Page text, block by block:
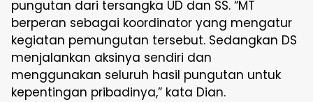
pungutan dari tersangka UD dan SS. “MT
berperan sebagai koordinator yang mengatur
kegiatan pemungutan tersebut. Sedangkan DS
menjalankan aksinya sendiri dan
menggunakan seluruh hasil pungutan untuk
kepentingan pribadinya,” kata Dian.